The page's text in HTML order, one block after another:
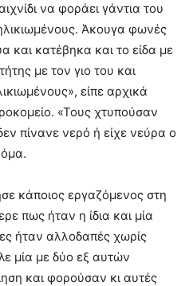
να φοράει γάντια του
Άκουγα φωνές
και κατέβηκα και το είδα με
με τον γιο του και
είπε αρχικά
«Τους χτυπούσαν
πίνανε νερό ή είχε νεύρα ο
κάποιος εργαζόμενος στη
πως ήταν η ίδια και μία
ήταν αλλοδαπές χωρίς
μία με δύο εξ αυτών
και φορούσαν κι αυτές